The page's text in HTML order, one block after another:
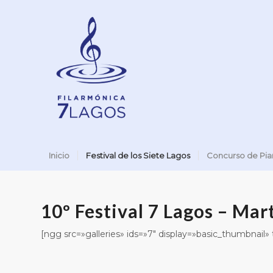
Inicio Festival de los Siete Lagos Concurso de
10º Festival 7 Lagos –
[ngg src=»galleries» ids=»7″